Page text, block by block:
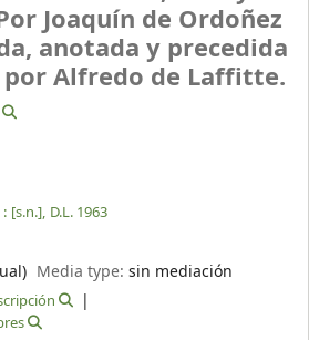
Joaquín de Ordoñez
anotada y precedida
Alfredo de Laffitte.
: [s.n.], D.L. 1963
Media type:sin mediación